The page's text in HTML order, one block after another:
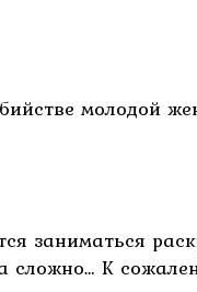
молодой
заниматься
сложно… К